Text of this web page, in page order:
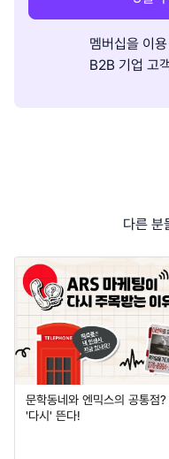
멤버십을 이
B2B 기업 고
다른 분
문학동네와 엔믹스의 공통점
'다시' 뜬다!